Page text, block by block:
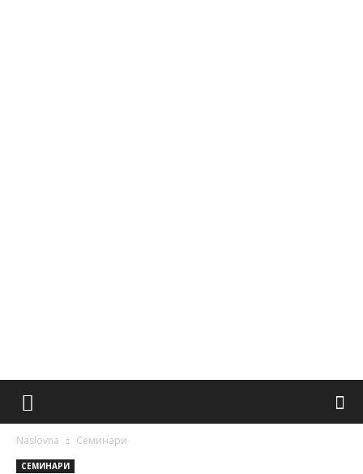
Naslovna Семинари
СЕМИНАРИ